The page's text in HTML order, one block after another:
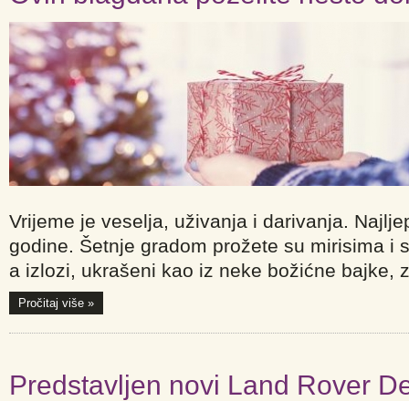
Vrijeme je veselja, uživanja i darivanja.
godine. Šetnje gradom prožete su mirisima i
a izlozi, ukrašeni kao iz neke božićne bajke,
Pročitaj više »
Predstavljen novi Land Rover